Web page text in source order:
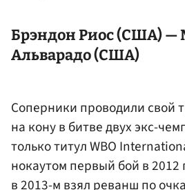
Брэндон Риос (США) —
Альварадо (США)
Соперники проводили свой
на кону в битве двух экс-
только титул WBO
нокаутом первый бой в 2012
в 2013-м взял реванш по